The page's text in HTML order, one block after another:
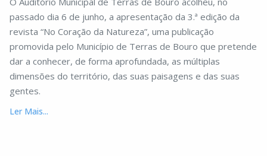
passado dia 6 de junho, a apresentação da 3.ª edição da
revista “No Coração da Natureza”, uma publicação
promovida pelo Município de Terras de Bouro que pretende
dar a conhecer, de forma aprofundada, as múltiplas
dimensões do território, das suas paisagens e das suas
gentes.
Ler Mais...